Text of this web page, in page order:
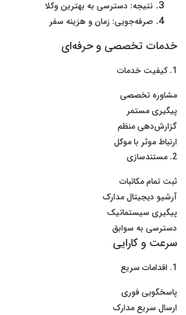
نتیجه: دسترسی به بهترین وکلا
صرفه‌جویی: زمان و هزینه سفر
خدمات تخصصی و حرفه‌ای
1. کیفیت خدمات
مشاوره تخصصی
پیگیری مستمر
گزارش‌دهی منظم
ارتباط موثر با موکل
2. مستندسازی
ثبت تمام مکاتبات
آرشیو دیجیتال مدارک
پیگیری سیستماتیک
دسترسی به سوابق
سرعت و کارایی
1. اقدامات سریع
پاسخگویی فوری
ارسال سریع مدارک